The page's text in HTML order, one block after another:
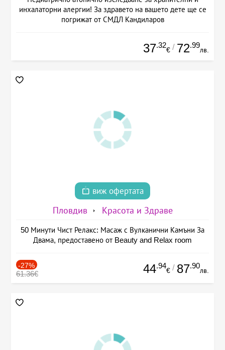
инхалаторни алергии! За здравето на вашето дете ще се
погрижат от СМДЛ Кандиларов
37.32
€ / 72.99
лв.
виж офертата
Пловдив Красота и Здраве
50 Минути Чист Релакс: Масаж с Вулканични Камъни За
Двама, предоставено от Beauty and Relax room
-27%
61.36€ 44.94
€ / 87.90
лв.